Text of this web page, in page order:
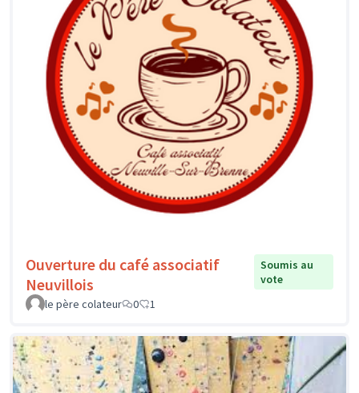
Ouverture du café associatif
Neuvillois
Soumis au
vote
le père colateur
0 1